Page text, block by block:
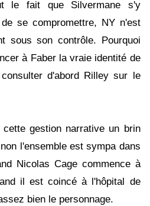
le fait que Silvermane s'y
se compromettre, NY n'est
sous son contrôle. Pourquoi
à Faber la vraie identité de
d'abord Rilley sur le
gestion narrative un brin
l'ensemble est sympa dans
Nicolas Cage commence à
il est coincé à l'hôpital de
bien le personnage.